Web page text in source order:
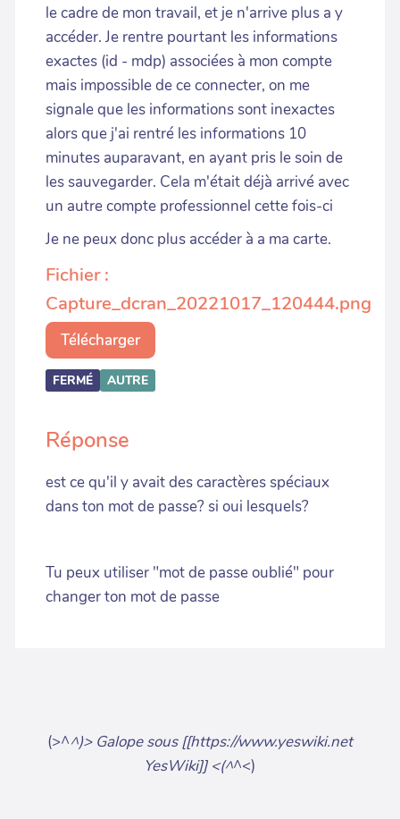
le cadre de mon travail, et je n'arrive plus a y
accéder. Je rentre pourtant les informations
exactes (id - mdp) associées à mon compte
mais impossible de ce connecter, on me
signale que les informations sont inexactes
alors que j'ai rentré les informations 10
minutes auparavant, en ayant pris le soin de
les sauvegarder. Cela m'était déjà arrivé avec
un autre compte professionnel cette fois-ci
Je ne peux donc plus accéder à a ma carte.
Fichier :
Capture_dcran_20221017_120444.png
Télécharger
FERMÉ AUTRE
Réponse
est ce qu'il y avait des caractères spéciaux
dans ton mot de passe? si oui lesquels?
Tu peux utiliser "mot de passe oublié" pour
changer ton mot de passe
(>^^)> Galope sous [[https://www.yeswiki.net
YesWiki]] <(^^<)